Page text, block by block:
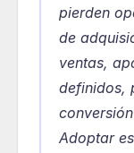
pierden
de
ventas,
definidos,
Adoptar